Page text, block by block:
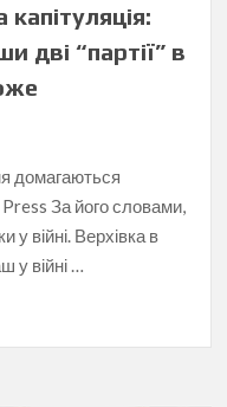
капітуляція:
дві “партії” в
домагаються
За його словами,
у війні. Верхівка в
війні …